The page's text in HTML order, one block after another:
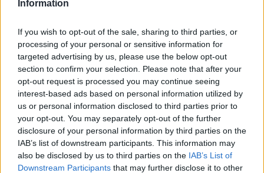
Information
If you wish to opt-out of the sale, sharing to third parties, or
processing of your personal or sensitive information for
targeted advertising by us, please use the below opt-out
section to confirm your selection. Please note that after your
opt-out request is processed you may continue seeing
interest-based ads based on personal information utilized by
us or personal information disclosed to third parties prior to
your opt-out. You may separately opt-out of the further
disclosure of your personal information by third parties on the
IAB’s list of downstream participants. This information may
also be disclosed by us to third parties on the IAB’s List of
Downstream Participants that may further disclose it to other
Tags:
aulona , beniada